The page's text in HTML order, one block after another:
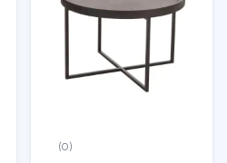
(0)